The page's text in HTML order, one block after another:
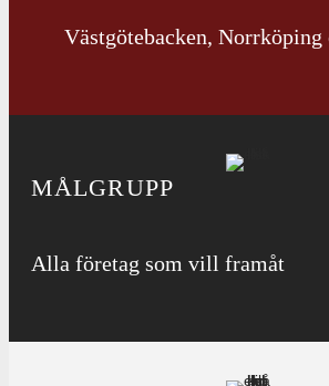
Västgötebacken, Norrköping
MÅLGRUPP
Alla företag som vill framåt